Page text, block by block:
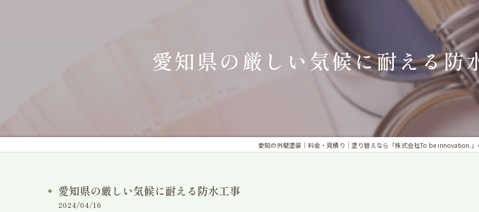
戸建て
マンション
防水工事
コーキング
愛知県の厳しい気候に耐える防
愛知の外壁塗装｜料金・見積り｜塗り替えなら「株式会社To be innovation.」
愛知県の厳しい気候に耐える防水工事
2024/04/16